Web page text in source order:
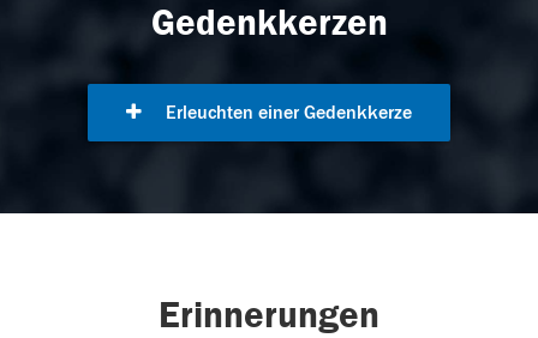
Gedenkkerzen
Erleuchten einer Gedenkkerze
Erinnerungen